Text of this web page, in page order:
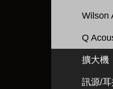
Wilson
Q
擴大機
訊源/